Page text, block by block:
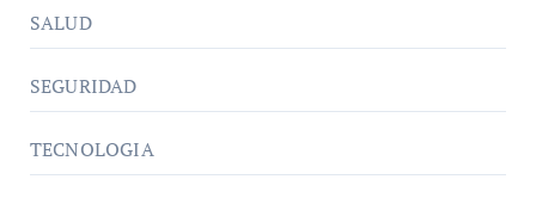
SALUD
SEGURIDAD
TECNOLOGIA